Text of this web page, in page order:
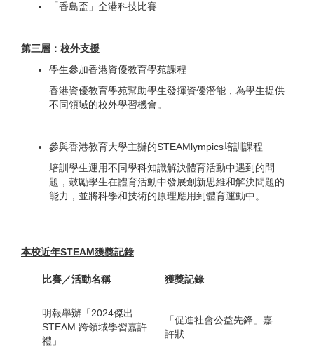
「香島盃」全港科技比賽
第三層：校外支援
學生參加香港資優教育學苑課程
香港資優教育學苑幫助學生發揮資優潛能，為學生提供
不同領域的校外學習機會。
參與香港教育大學主辦的STEAMlympics培訓課程
培訓學生運用不同學科知識解決體育活動中遇到的問
題，鼓勵學生在體育活動中發展創新思維和解決問題的
能力，並將科學和技術的原理應用到體育運動中。
本校近年STEAM獲獎記錄
比賽／活動名稱 獲獎記錄
明報舉辦「2024傑出
STEAM 跨領域學習嘉許
禮」
「促進社會公益先鋒」嘉
許狀